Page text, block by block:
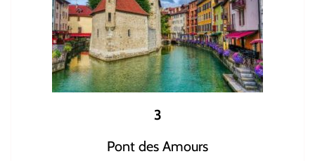
3
Pont des Amours